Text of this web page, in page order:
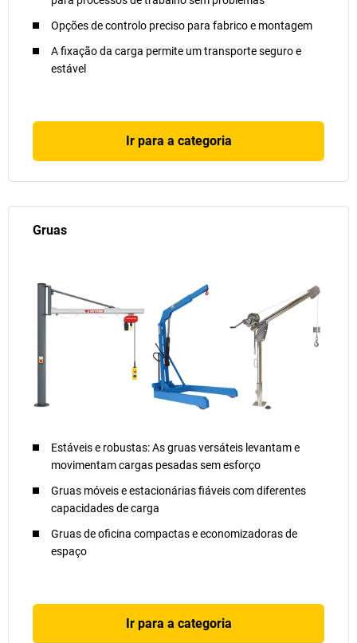
Opções de controlo preciso para fabrico e montagem
A fixação da carga permite um transporte seguro e
estável
Ir para a categoria
Gruas
Estáveis e robustas: As gruas versáteis levantam e
movimentam cargas pesadas sem esforço
Gruas móveis e estacionárias fiáveis com diferentes
capacidades de carga
Gruas de oficina compactas e economizadoras de
espaço
Ir para a categoria